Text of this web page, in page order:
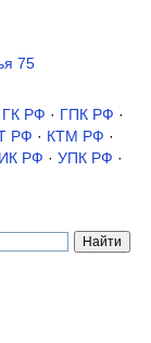
75
ГК РФ · ГПК РФ ·
РФ · КТМ РФ ·
РФ · УПК РФ ·